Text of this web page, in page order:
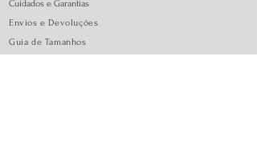
Cuidados e Garantias
Envios e Devoluções
Guia de Tamanhos